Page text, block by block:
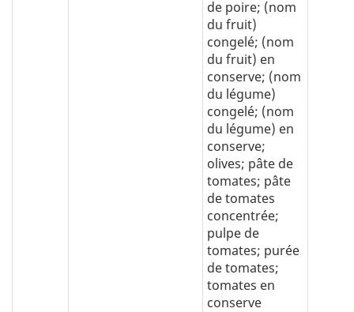
de poire; (nom
du fruit)
congelé; (nom
du fruit) en
conserve; (nom
du légume)
congelé; (nom
du légume) en
conserve;
olives; pâte de
tomates; pâte
de tomates
concentrée;
pulpe de
tomates; purée
de tomates;
tomates en
conserve